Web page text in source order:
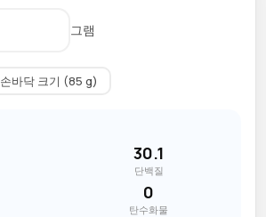
그램
손바닥 크기 (85 g)
30.1
단백질
0
탄수화물